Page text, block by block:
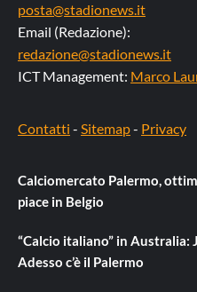
posta@stadionews.it
Email (Redazione):
redazione@stadionews.it
ICT Management: Marco
Contatti - Sitemap- Privacy
Calciomercato Palermo,
piace in Belgio
“Calcio italiano” in Australia:
Adesso c’è il Palermo